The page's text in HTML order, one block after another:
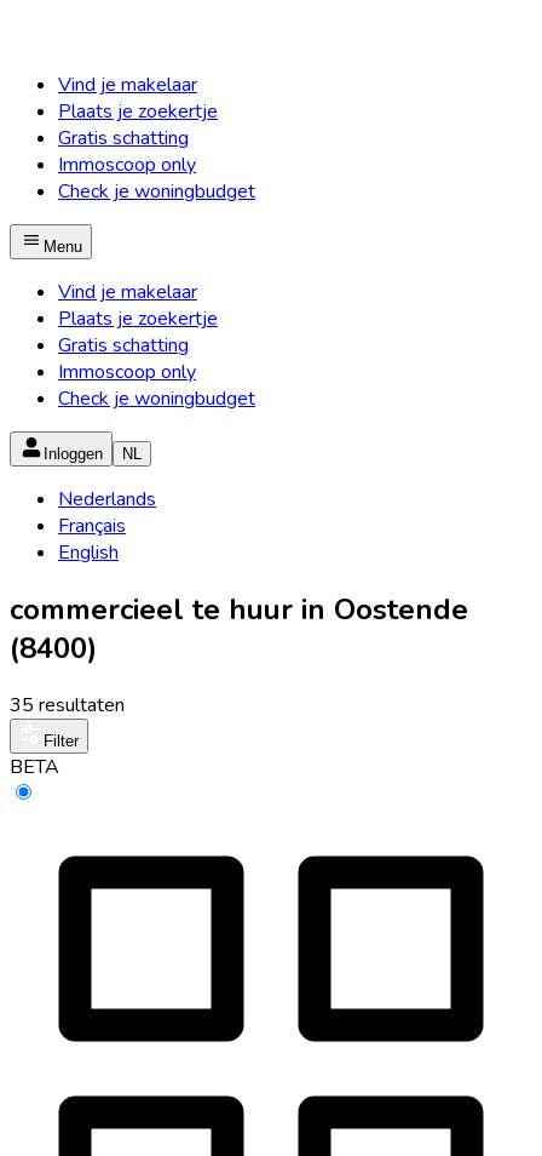
Vind je makelaar
Plaats je zoekertje
Gratis schatting
Immoscoop only
Check je woningbudget
Menu
Vind je makelaar
Plaats je zoekertje
Gratis schatting
Immoscoop only
Check je woningbudget
Inloggen NL
Nederlands
Français
English
commercieel te huur in Oostende
(8400)
35 resultaten
Filter
BETA